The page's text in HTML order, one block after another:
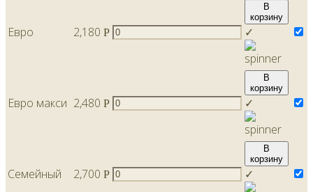
Евро 2,180 Р
В
корзину
✓
Евро макси 2,480 Р
В
корзину
✓
Семейный 2,700 Р
В
корзину
✓